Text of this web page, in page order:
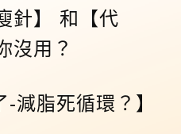
針】 和【代
沒用？
-減脂死循環？ 】